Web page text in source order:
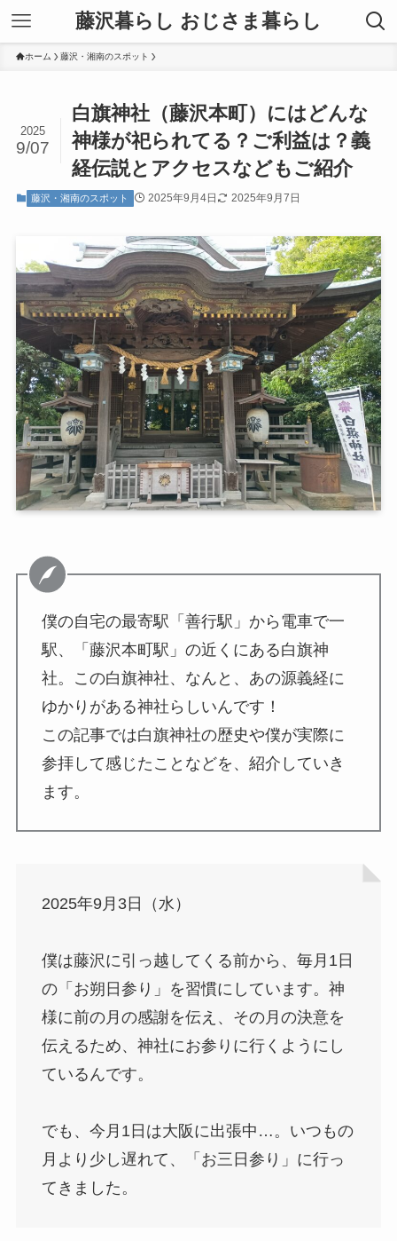
藤沢暮らし おじさま暮らし
ホーム 藤沢・湘南のスポット
白旗神社（藤沢本町）にはどんな
神様が祀られてる？ご利益は？義
経伝説とアクセスなどもご紹介
2025
9/07
藤沢・湘南のスポット 2025年9月4日 2025年9月7日
僕の自宅の最寄駅「善行駅」から電車で一
駅、「藤沢本町駅」の近くにある白旗神
社。この白旗神社、なんと、あの源義経に
ゆかりがある神社らしいんです！
この記事では白旗神社の歴史や僕が実際に
参拝して感じたことなどを、紹介していき
ます。
2025年9月3日（水）
僕は藤沢に引っ越してくる前から、毎月1日
の「お朔日参り」を習慣にしています。神
様に前の月の感謝を伝え、その月の決意を
伝えるため、神社にお参りに行くようにし
ているんです。
でも、今月1日は大阪に出張中…。いつもの
月より少し遅れて、「お三日参り」に行っ
てきました。